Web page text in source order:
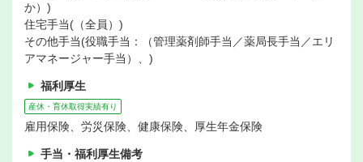
か）)
住宅手当(（全員）)
その他手当(役職手当：（管理薬剤師手当／薬局長手当／エリ
アマネージャー手当）、)
福利厚生
産休・育休取得実績有り
雇用保険、労災保険、健康保険、厚生年金保険
手当・福利厚生備考